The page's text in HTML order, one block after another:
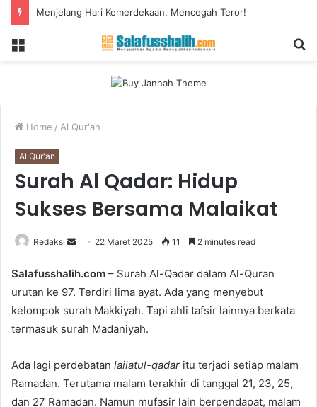
Menjelang Hari Kemerdekaan, Mencegah Teror!
Home / Al Qur'an
Al Qur'an
Surah Al Qadar: Hidup
Sukses Bersama Malaikat
Redaksi
n
d
a
n
m
22 Maret 2025 11 2 minutes read
Salafusshalih.com – Surah Al-Qadar dalam Al-Quran
urutan ke 97. Terdiri lima ayat. Ada yang menyebut
kelompok surah Makkiyah. Tapi ahli tafsir lainnya berkata
termasuk surah Madaniyah.
Ada lagi perdebatan lailatul-qadar itu terjadi setiap malam
Ramadan. Terutama malam terakhir di tanggal 21, 23, 25,
dan 27 Ramadan. Namun mufasir lain berpendapat, malam